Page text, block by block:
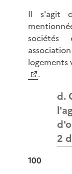
Il s'agit
sociétés
logements
.
d.
2
100